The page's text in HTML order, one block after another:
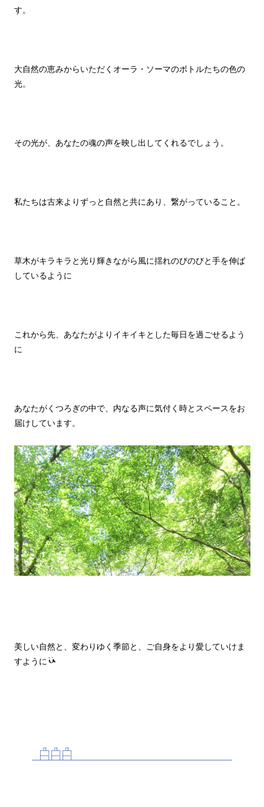
す。
大自然の恵みからいただくオーラ・ソーマのボトルたちの色の
光。
その光が、あなたの魂の声を映し出してくれるでしょう。
私たちは古来よりずっと自然と共にあり、繋がっていること。
草木がキラキラと光り輝きながら風に揺れのびのびと手を伸ば
しているように
これから先、あなたがよりイキイキとした毎日を過ごせるよう
に
あなたがくつろぎの中で、内なる声に気付く時とスペースをお
届けしています。
美しい自然と、変わりゆく季節と、ご自身をより愛していけま
すように